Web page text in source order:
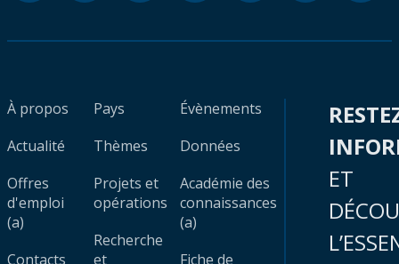
À propos
Actualité
Offres
d'emploi
(a)
Contacts
Pays
Thèmes
Projets et
opérations
Recherche
et
Évènements
Données
Académie des
connaissances
(a)
Fiche de
ET